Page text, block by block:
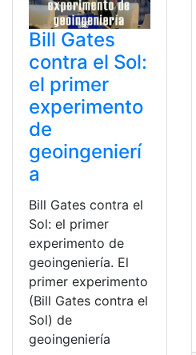
Bill Gates
contra el Sol:
el primer
experimento
de
geoingenierí
a
Bill Gates contra el
Sol: el primer
experimento de
geoingeniería. El
primer experimento
(Bill Gates contra el
Sol) de
geoingeniería